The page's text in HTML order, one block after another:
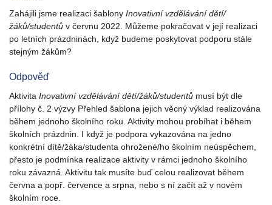
Zahájili jsme realizaci šablony Inovativní vzdělávání dětí/
žáků/studentů v červnu 2022. Můžeme pokračovat v její realizaci
po letních prázdninách, když budeme poskytovat podporu stále
stejným žákům?
Odpověď
Aktivita Inovativní vzdělávání dětí/žáků/studentů musí být dle
přílohy č. 2 výzvy Přehled šablona jejich věcný výklad realizována
během jednoho školního roku. Aktivity mohou probíhat i během
školních prázdnin. I když je podpora vykazována na jedno
konkrétní dítě/žáka/studenta ohrožené/ho školním neúspěchem,
přesto je podmínka realizace aktivity v rámci jednoho školního
roku závazná. Aktivitu tak musíte buď celou realizovat během
června a popř. července a srpna, nebo s ní začít až v novém
školním roce.